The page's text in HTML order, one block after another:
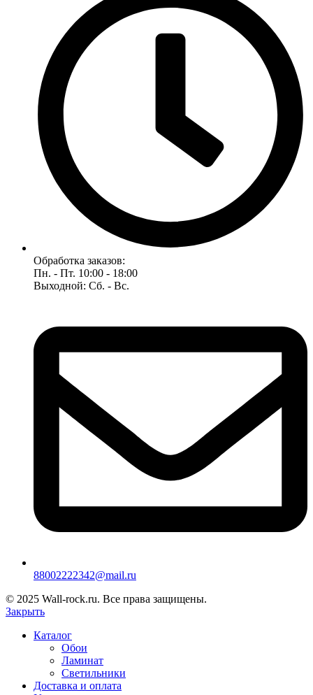
Обработка заказов:
Пн. - Пт. 10:00 - 18:00
Выходной: Сб. - Вс.
88002222342@mail.ru
© 2025 Wall-rock.ru. Все права защищены.
Закрыть
Каталог
Обои
Ламинат
Светильники
Доставка и оплата